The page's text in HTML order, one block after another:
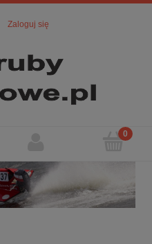
Zaloguj się